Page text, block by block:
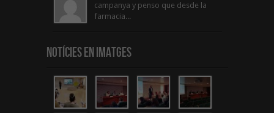
campanya y penso que desde la
farmacia...
Notícies en Imatges